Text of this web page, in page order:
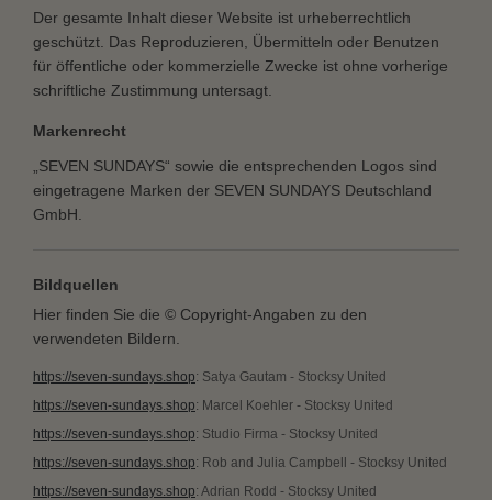
Der gesamte Inhalt dieser Website ist urheberrechtlich
geschützt. Das Reproduzieren, Übermitteln oder Benutzen
für öffentliche oder kommerzielle Zwecke ist ohne vorherige
schriftliche Zustimmung untersagt.
Markenrecht
„SEVEN SUNDAYS“ sowie die entsprechenden Logos sind
eingetragene Marken der SEVEN SUNDAYS Deutschland
GmbH.
Bildquellen
Hier finden Sie die © Copyright-Angaben zu den
verwendeten Bildern.
https://seven-sundays.shop: Satya Gautam - Stocksy United
https://seven-sundays.shop: Marcel Koehler - Stocksy United
https://seven-sundays.shop: Studio Firma - Stocksy United
https://seven-sundays.shop: Rob and Julia Campbell - Stocksy United
https://seven-sundays.shop: Adrian Rodd - Stocksy United